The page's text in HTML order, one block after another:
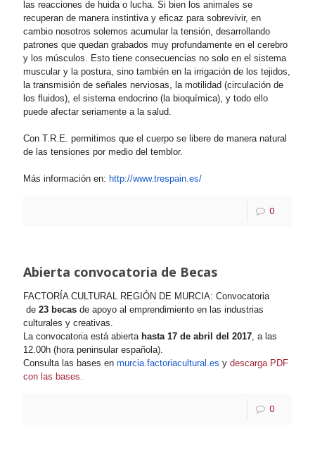
las reacciones de huida o lucha. Si bien los animales se
recuperan de manera instintiva y eficaz para sobrevivir, en
cambio nosotros solemos acumular la tensión, desarrollando
patrones que quedan grabados muy profundamente en el cerebro
y los músculos. Esto tiene consecuencias no solo en el sistema
muscular y la postura, sino también en la irrigación de los tejidos,
la transmisión de señales nerviosas, la motilidad (circulación de
los fluidos), el sistema endocrino (la bioquímica), y todo ello
puede afectar seriamente a la salud.
Con T.R.E. permitimos que el cuerpo se libere de manera natural
de las tensiones por medio del temblor.
Más información en: http://www.trespain.es/
0
Abierta convocatoria de Becas
FACTORÍA CULTURAL REGIÓN DE MURCIA: Convocatoria
de 23 becas de apoyo al emprendimiento en las industrias
culturales y creativas.
La convocatoria está abierta hasta 17 de abril del 2017, a las
12.00h (hora peninsular española).
Consulta las bases en murcia.factoriacultural.es y descarga PDF
con las bases.
0